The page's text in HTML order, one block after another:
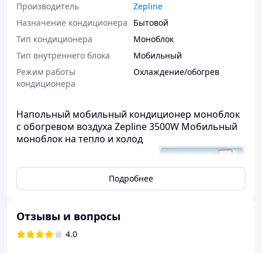
Производитель
Zepline
Назначение кондиционера
Бытовой
Тип кондиционера
Моноблок
Тип внутреннего блока
Мобильный
Режим работы
кондиционера
Охлаждение/обогрев
Напольный мобильный кондиционер моноблок
с обогревом воздуха Zepline 3500W Мобильный
моноблок на тепло и холод
Забудьте о куче разных
Zepline ZP-107
объединяет в себемощный
эффективный
кондиционер (1200 Вт)
Зимой он согреет, летом
Подробнее
Отзывы и вопросы
4.0